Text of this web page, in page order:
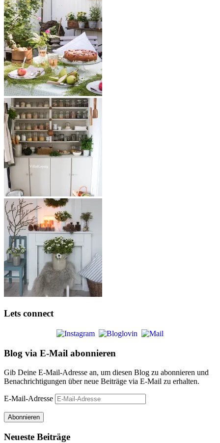
Lets connect
Blog via E-Mail abonnieren
Gib Deine E-Mail-Adresse an, um diesen Blog zu abonnieren und
Benachrichtigungen über neue Beiträge via E-Mail zu erhalten.
E-Mail-Adresse
Abonnieren
Neueste Beiträge